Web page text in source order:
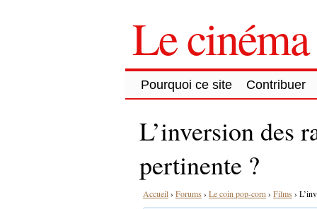
Le
Pourquoi ce site Contribuer
L’inversion des
pertinente ?
Accueil› Forums › Le coin pop-corn › Films ›